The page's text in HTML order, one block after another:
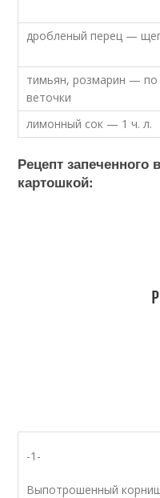
дробленый перец —
тимьян, розмарин — по
веточки
лимонный сок — 1 ч. л.
Рецепт
картошкой:
-1-
Выпотрошенный